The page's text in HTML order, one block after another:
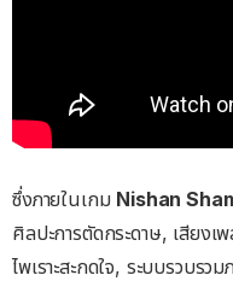
ซึ่งภายในเกม Nishan
ศิลปะการตัดกระดาษ, เสียง
ไพเราะสะกดใจ, ระบบรวบร